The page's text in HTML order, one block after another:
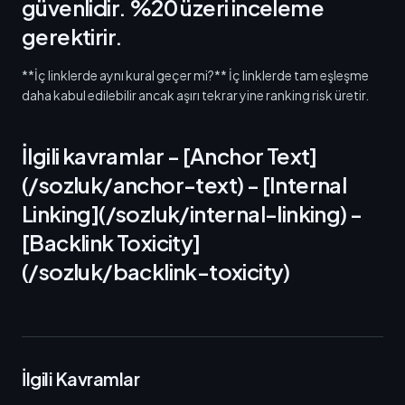
güvenlidir. %20 üzeri inceleme
gerektirir.
**İç linklerde aynı kural geçer mi?** İç linklerde tam eşleşme
daha kabul edilebilir ancak aşırı tekrar yine ranking risk üretir.
İlgili kavramlar - [Anchor Text]
(/sozluk/anchor-text) - [Internal
Linking](/sozluk/internal-linking) -
[Backlink Toxicity]
(/sozluk/backlink-toxicity)
İlgili Kavramlar